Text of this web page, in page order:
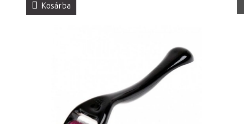
Kosárba